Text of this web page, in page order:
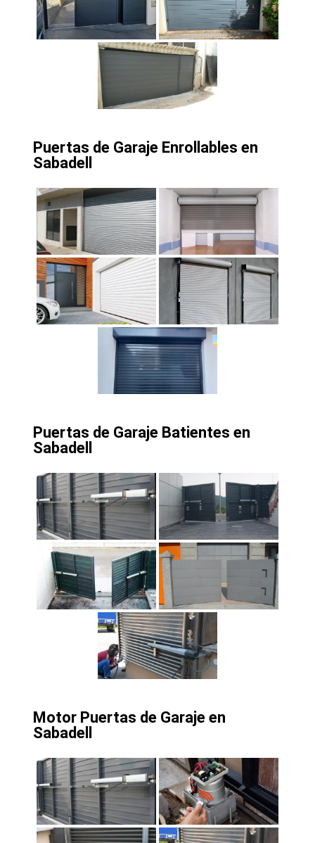
Puertas de Garaje Enrollables en
Sabadell
Puertas de Garaje Batientes en
Sabadell
Motor Puertas de Garaje en
Sabadell